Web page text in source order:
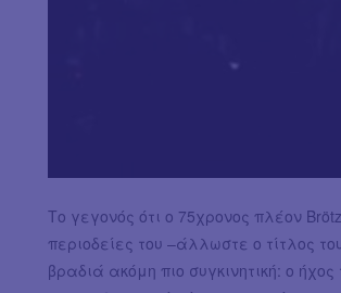
Το γεγονός ότι ο 75χρονος πλέον
περιοδείες του –άλλωστε ο τίτλος
βραδιά ακόμη πιο συγκινητική: ο